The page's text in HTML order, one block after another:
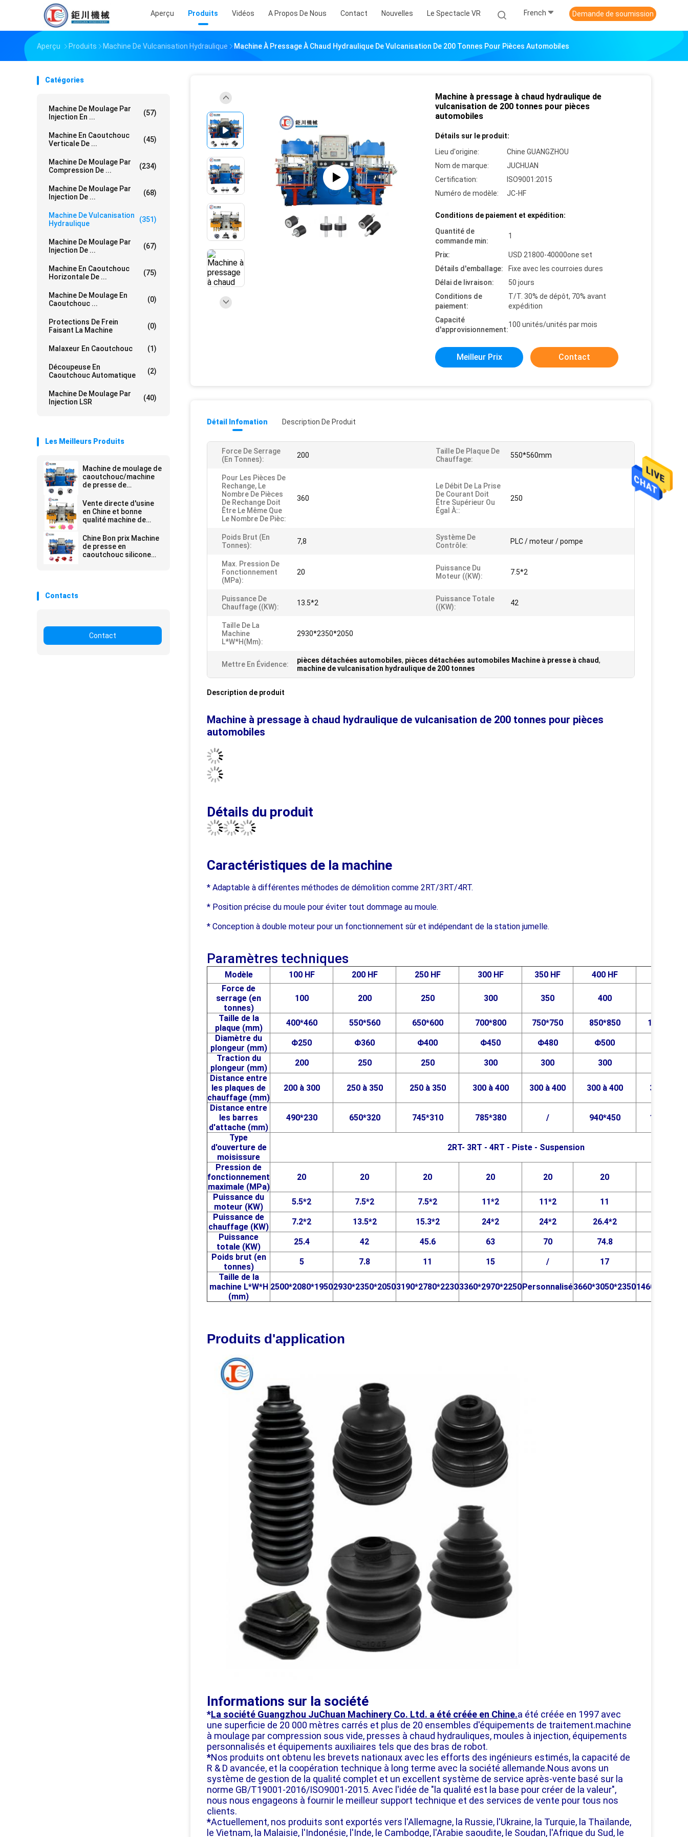
Aperçu Produits Vidéos A Propos De Nous Contact Nouvelles Le Spectacle VR French Demande de soumission
Aperçu Produits Machine De Vulcanisation Hydraulique Machine À Pressage À Chaud Hydraulique De Vulcanisation De 200 Tonnes Pour Pièces Automobiles
Catégories
Machine De Moulage Par
Injection En ...
(57)
Machine En Caoutchouc
Verticale De ...
(45)
Machine De Moulage Par
Compression De ...
(234)
Machine De Moulage Par
Injection De ...
(68)
Machine De Vulcanisation
Hydraulique
(351)
Machine De Moulage Par
Injection De ...
(67)
Machine En Caoutchouc
Horizontale De ...
(75)
Machine De Moulage En
Caoutchouc ...
(0)
Protections De Frein
Faisant La Machine
(0)
Malaxeur En Caoutchouc (1)
Découpeuse En
Caoutchouc Automatique
(2)
Machine De Moulage Par
Injection LSR
(40)
Les Meilleurs Produits
Machine de moulage de
caoutchouc/machine
de presse de
de presse à chaud pour
broyeur de caoutchouc
Vente directe d'usine
en Chine et bonne
qualité machine de
hydraulique à
vulcanisation pour la
fabrication de pinceau
Chine Bon prix Machine
de presse en
caoutchouc silicone
Contacts
Contact
Machine à pressage à chaud hydraulique de
vulcanisation de 200 tonnes pour pièces
automobiles
Détails sur le produit:
Lieu d'origine:
Chine GUANGZHOU
Nom de marque:
JUCHUAN
Certification:
ISO9001:2015
Numéro de modèle:
JC-HF
Conditions de paiement et expédition:
Quantité de
commande min:
1
Prix:
USD 21800-40000one set
Détails d'emballage:
Fixe avec les courroies dures
Délai de livraison:
50 jours
Conditions de
paiement:
T/T. 30% de dépôt, 70% avant
expédition
Capacité
d'approvisionnement:
100 unités/unités par mois
Meilleur Prix Contact
Détail Infomation Description De Produit
Force De Serrage
(en Tonnes):
200
Taille De Plaque De
Chauffage:
550*560mm
Pour Les Pièces De
Rechange, Le
Nombre De Pièces
De Rechange Doit
Être Le Même Que
Le Nombre De Pièc:
360
Le Débit De La Prise
De Courant Doit
Être Supérieur Ou
Égal À::
250
Poids Brut (en
Tonnes):
7,8
Système De
Contrôle:
PLC / moteur / pompe
Max. Pression De
Fonctionnement
(MPa):
20
Puissance Du
Moteur ((KW):
7.5*2
Puissance De
Chauffage ((KW):
13.5*2
Puissance Totale
((KW):
42
Taille De La
Machine
L*W*H(mm):
2930*2350*2050
Mettre En Évidence: pièces détachées automobiles, pièces détachées automobiles Machine à presse à chaud,
machine de vulcanisation hydraulique de 200 tonnes
Description de produit
Machine à pressage à chaud hydraulique de vulcanisation de 200 tonnes pour pièces
automobiles
Détails du produit
Caractéristiques de la machine
* Adaptable à différentes méthodes de démolition comme 2RT/3RT/4RT.
* Position précise du moule pour éviter tout dommage au moule.
* Conception à double moteur pour un fonctionnement sûr et indépendant de la station jumelle.
Paramètres techniques
Modèle 100 HF 200 HF 250 HF 300 HF 350 HF 400 HF
Force de
serrage (en
tonnes)
100 200 250 300 350 400
Taille de la
plaque (mm)
400*460 550*560 650*600 700*800 750*750 850*850
1000*1000
Diamètre du
plongeur (mm)
Φ250 Φ360 Φ400 Φ450 Φ480 Φ500
Traction du
plongeur (mm)
200 250 250 300 300 300
Distance entre
les plaques de
chauffage (mm)
200 à 300 250 à 350 250 à 350 300 à 400 300 à 400 300 à 400 350 à 450
Distance entre
les barres
d'attache (mm)
490*230 650*320 745*310 785*380 / 940*450 1105*475
Type
d'ouverture de
moisissure
2RT- 3RT - 4RT - Piste - Suspension
Pression de
fonctionnement
maximale (MPa)
20 20 20 20 20 20
Puissance du
moteur (KW)
5.5*2 7.5*2 7.5*2 11*2 11*2 11
Puissance de
chauffage (KW)
7.2*2 13.5*2 15.3*2 24*2 24*2 26.4*2
Puissance
totale (KW)
25.4 42 45.6 63 70 74.8
Poids brut (en
tonnes)
5 7.8 11 15 / 17
Taille de la
machine L*W*H
(mm)
2500*2080*19502930*2350*20503190*2780*22303360*2970*2250Personnalisé3660*3050*2350
Produits d'application
Informations sur la société
*La société Guangzhou JuChuan Machinery Co. Ltd. a été créée en Chine.a été créée en 1997 avec
une superficie de 20 000 mètres carrés et plus de 20 ensembles d'équipements de traitement.machine
à moulage par compression sous vide, presses à chaud hydrauliques, moules à injection, équipements
personnalisés et équipements auxiliaires tels que des bras de robot.
*Nos produits ont obtenu les brevets nationaux avec les efforts des ingénieurs estimés, la capacité de
R & D avancée, et la coopération technique à long terme avec la société allemande.Nous avons un
système de gestion de la qualité complet et un excellent système de service après-vente basé sur la
norme GB/T19001-2016/ISO9001-2015. Avec l'idée de "la qualité est la base pour créer de la valeur",
nous nous engageons à fournir le meilleur support technique et des services de vente pour tous nos
clients.
*Actuellement, nos produits sont exportés vers l'Allemagne, la Russie, l'Ukraine, la Turquie, la Thaïlande,
le Vietnam, la Malaisie, l'Indonésie, l'Inde, le Cambodge, l'Arabie saoudite, le Soudan, l'Afrique du Sud, le